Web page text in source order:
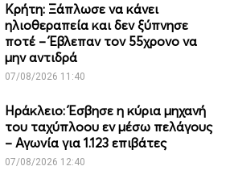
Κρήτη: Ξάπλωσε να κάνει
ηλιοθεραπεία και δεν ξύπνησε
ποτέ – Έβλεπαν τον 55χρονο να
μην αντιδρά
07/08/2026 11:40
Ηράκλειο: Έσβησε η κύρια μηχανή
του ταχύπλοου εν μέσω πελάγους
– Αγωνία για 1.123 επιβάτες
07/08/2026 12:40